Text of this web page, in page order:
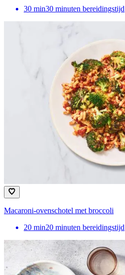
30 min30 minuten bereidingstijd
Macaroni-ovenschotel met broccoli
20 min20 minuten bereidingstijd